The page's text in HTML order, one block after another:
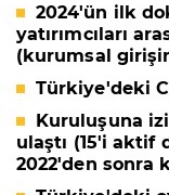
2024'ün ilk
yatırımcıları
(kurumsal
Türkiye'deki
Kuruluşuna
ulaştı (15'i aktif
2022'den sonra